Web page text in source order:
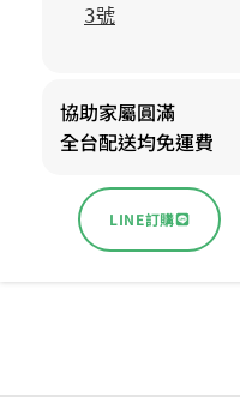
3號
協助家屬圓滿
全台配送均免運費
LINE訂購